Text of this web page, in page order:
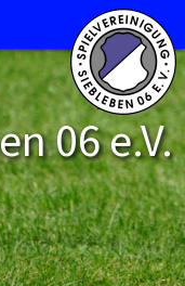
06 e.V.